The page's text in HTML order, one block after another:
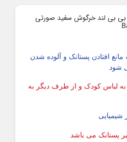
بی بی لند خرگوش سفید صورتی
مانع افتادن پستانک و آلوده شدن
شود
لباس کودک و از طرف دیگر به
پستانک می باشد